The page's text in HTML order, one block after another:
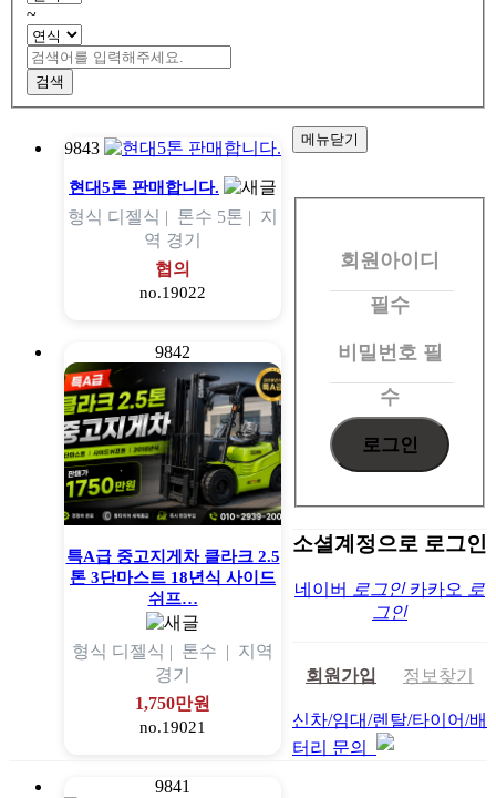
~
검색
9843
현대5톤 판매합니다.
형식 디젤식 | 톤수 5톤 | 지
역 경기
협의
no.19022
9842
특A급 중고지게차 클라크 2.5
톤 3단마스트 18년식 사이드
쉬프…
형식 디젤식 | 톤수 | 지역
경기
1,750만원
no.19021
9841
메뉴닫기
회
회원아이디
필수
비밀번호 필
수
소셜계정으로 로그인
네이버 로그인 카카오 로
그인
회원가입 정보찾기
신차/임대/렌탈/타이어/배
터리 문의